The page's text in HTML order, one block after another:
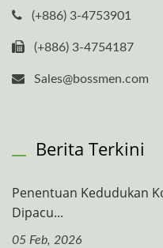
(+886) 3-4753901
(+886) 3-4754187
Sales@bossmen.com
Berita Terkini
Penentuan Kedudukan
Dipacu...
05 Feb, 2026